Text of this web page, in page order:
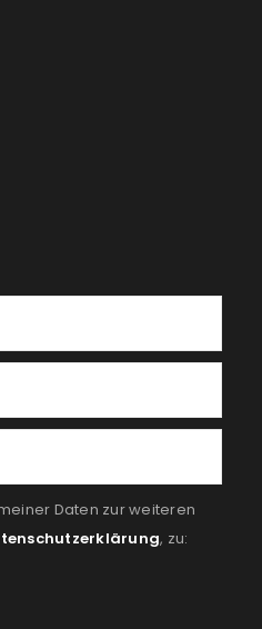
Daten zur weiteren
, zu: